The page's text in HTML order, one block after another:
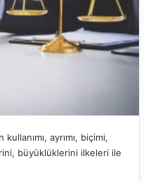
ayrımı, biçimi,
büyüklüklerini ilkeleri ile